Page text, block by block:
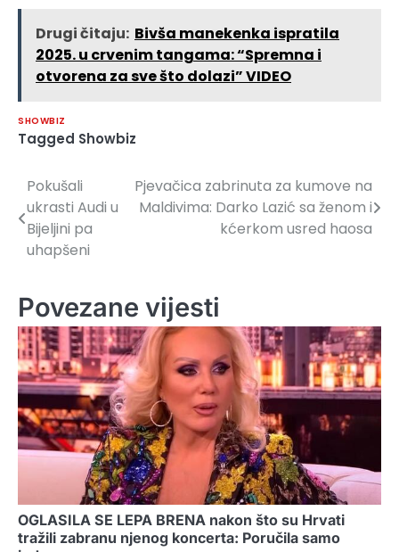
Drugi čitaju: Bivša manekenka ispratila
2025. u crvenim tangama: “Spremna i
otvorena za sve što dolazi” VIDEO
SHOWBIZ
Tagged Showbiz
Navigacija
članaka
Pokušali
ukrasti Audi u
Bijeljini pa
uhapšeni
Pjevačica zabrinuta za kumove na
Maldivima: Darko Lazić sa ženom i
kćerkom usred haosa
Povezane vijesti
OGLASILA SE LEPA BRENA nakon što su Hrvati
tražili zabranu njenog koncerta: Poručila samo